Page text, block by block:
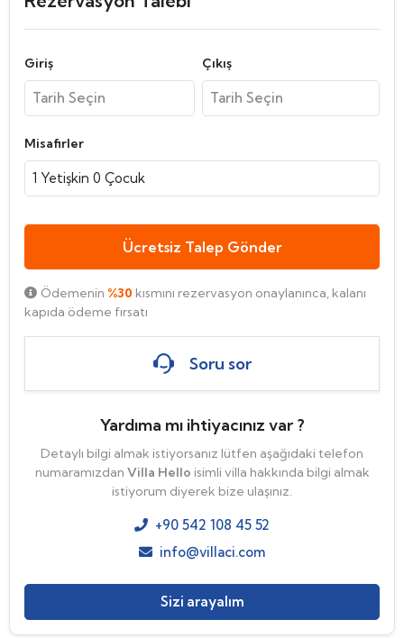
Giriş Çıkış
Misafirler
1 Yetişkin 0 Çocuk
Ücretsiz Talep Gönder
Ödemenin %30 kısmını rezervasyon onaylanınca, kalanı
kapıda ödeme fırsatı
Soru sor
Yardıma mı ihtiyacınız var ?
Detaylı bilgi almak istiyorsanız lütfen aşağıdaki telefon
numaramızdan Villa Hello isimli villa hakkında bilgi almak
istiyorum diyerek bize ulaşınız.
+90 542 108 45 52
info@villaci.com
Sizi arayalım